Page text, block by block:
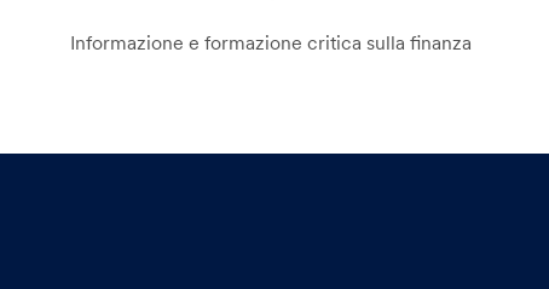
Informazione e formazione critica sulla finanza